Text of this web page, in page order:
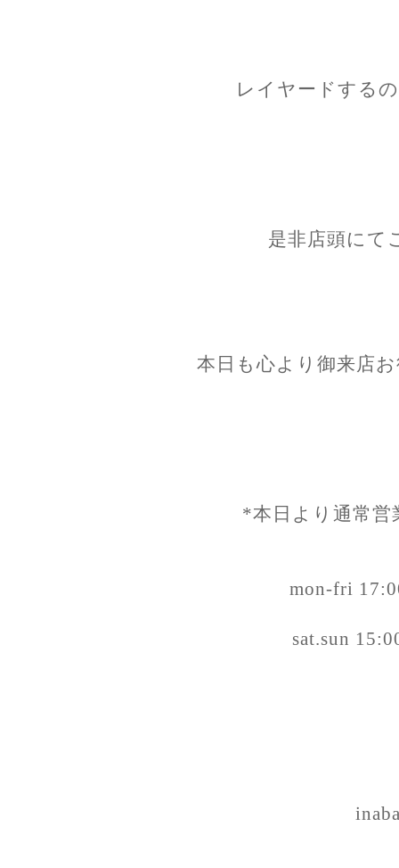
レイヤードする
是非店頭にて
本日も心より御来店
*本日より通常営
mon-fri
sat.sun